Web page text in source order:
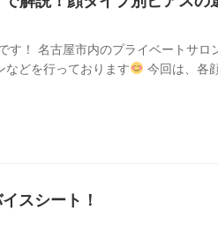
す！ 名古屋市内のプライベートサ
どを行っております
今回は、各
スシート！